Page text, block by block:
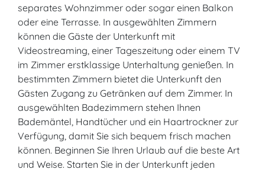
separates Wohnzimmer oder sogar einen Balkon
oder eine Terrasse. In ausgewählten Zimmern
können die Gäste der Unterkunft mit
Videostreaming, einer Tageszeitung oder einem TV
im Zimmer erstklassige Unterhaltung genießen. In
bestimmten Zimmern bietet die Unterkunft den
Gästen Zugang zu Getränken auf dem Zimmer. In
ausgewählten Badezimmern stehen Ihnen
Bademäntel, Handtücher und ein Haartrockner zur
Verfügung, damit Sie sich bequem frisch machen
können. Beginnen Sie Ihren Urlaub auf die beste Art
und Weise. Starten Sie in der Unterkunft jeden